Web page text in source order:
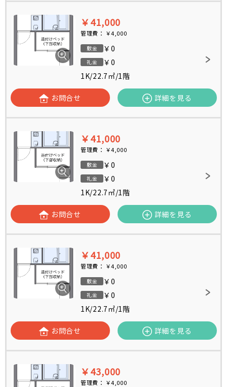
￥41,000
管理費： ￥4,000
敷金 ￥0
礼金
￥0
1K/22.7㎡/1階
お問合せ 詳細を見る
￥41,000
管理費： ￥4,000
敷金 ￥0
礼金
￥0
1K/22.7㎡/1階
お問合せ 詳細を見る
￥41,000
管理費： ￥4,000
敷金 ￥0
礼金
￥0
1K/22.7㎡/1階
お問合せ 詳細を見る
￥43,000
管理費： ￥4,000